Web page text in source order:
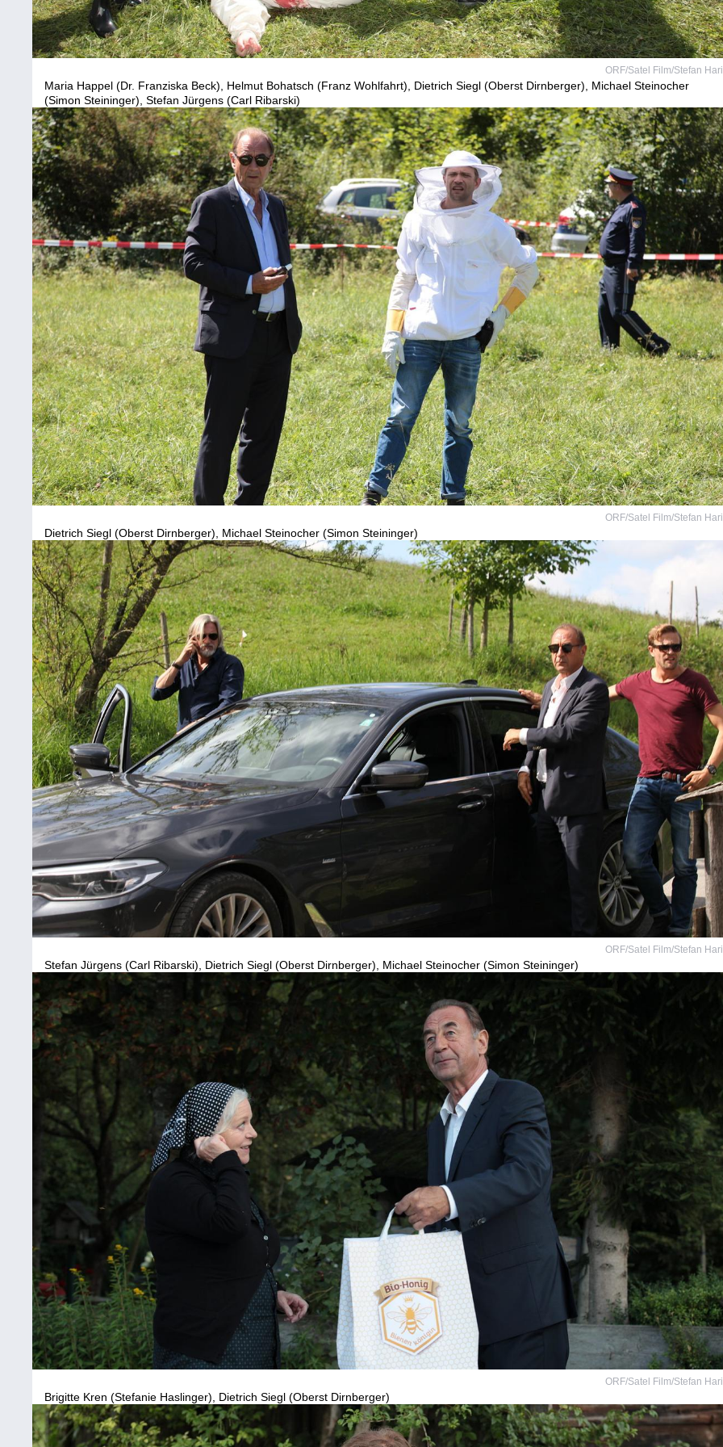
ORF/Satel Film/Stefan
Maria Happel (Dr. Franziska Beck), Helmut Bohatsch (Franz Wohlfahrt), Dietrich Siegl (Oberst Dirnberger), Michael Steinocher
(Simon Steininger), Stefan Jürgens (Carl Ribarski)
ORF/Satel Film/Stefan
Dietrich Siegl (Oberst Dirnberger), Michael Steinocher (Simon Steininger)
ORF/Satel Film/Stefan
Stefan Jürgens (Carl Ribarski), Dietrich Siegl (Oberst Dirnberger), Michael Steinocher (Simon Steininger)
ORF/Satel Film/Stefan
Brigitte Kren (Stefanie Haslinger), Dietrich Siegl (Oberst Dirnberger)